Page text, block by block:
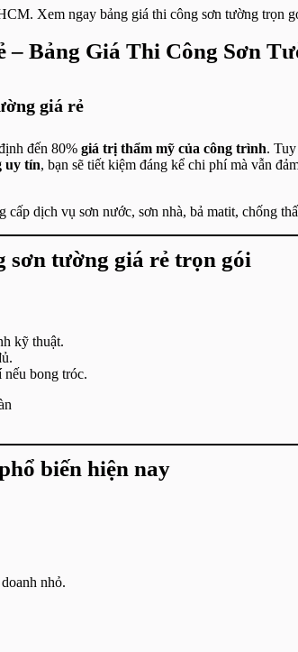
Xem ngay bảng giá thi công sơn tường trọn
– Bảng Giá Thi Công Sơn
giá rẻ
đến 80% giá trị thẩm mỹ của công trình.
uy tín, bạn sẽ tiết kiệm đáng kể chi phí mà vẫn
dịch vụ sơn nước, sơn nhà, bả matit, chống
sơn tường giá rẻ trọn gói
kỹ thuật.
nếu bong tróc.
biến hiện nay
nhỏ.